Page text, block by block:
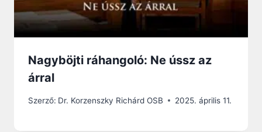
Nagyböjti ráhangoló: Ne ússz az
árral
Szerző: Dr. Korzenszky Richárd OSB 2025. április 11.